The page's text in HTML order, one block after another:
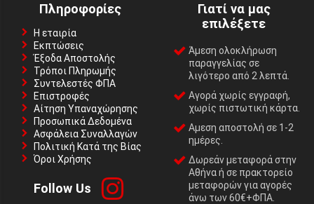
Πληροφορίες
Η εταιρία
Εκπτώσεις
Έξοδα Αποστολής
Τρόποι Πληρωμής
Συντελεστές ΦΠΑ
Επιστροφές
Αίτηση Υπαναχώρησης
Προσωπικά Δεδομένα
Ασφάλεια Συναλλαγών
Πολιτική Κατά της Βίας
Όροι Χρήσης
Follow Us
Γιατί να μας
επιλέξετε
Άμεση ολοκλήρωση
παραγγελίας σε
λιγότερο από 2 λεπτά.
Αγορά χωρίς εγγραφή,
χωρίς πιστωτική κάρτα.
Αμεση αποστολή σε 1-2
ημέρες.
Δωρεάν μεταφορά στην
Αθήνα ή σε πρακτορείο
μεταφορών για αγορές
άνω των 60€+ΦΠΑ.